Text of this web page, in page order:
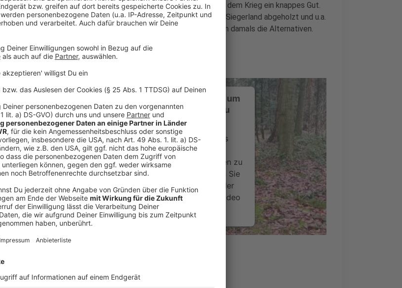
Siegermächte zahlen - auch in Form von Holz, denn Holz war nach dem Krieg ein knappes Gut.
Deshalb wurden weite Teile der Wälder in der Eifel, im Sauer- und Siegerland abgeholzt und u.a.
Nach Großbritannien exportiert. Bei der Wiederaufforstung fehlten damals die Alternativen.
Anzeige
Wir benötigen Ihre Zustimmung, um
den YouTube Video-Service zu
laden!
Wir verwenden einen Service eines
Drittanbieters, um Videoinhalte
einzubetten. Dieser Service kann Daten zu
Ihren Aktivitäten sammeln. Bitte lesen Sie
die Details durch und stimmen Sie der
Nutzung des Service zu, um dieses Video
anzusehen.